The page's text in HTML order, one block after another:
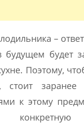
–
будущем будет
Поэтому,
заранее
к этому